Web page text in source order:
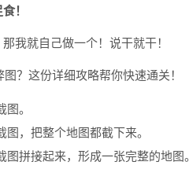
！
我就自己做一个！说干就干！
。
，把整个地图都截下来。
拼接起来，形成一张完整的地图。